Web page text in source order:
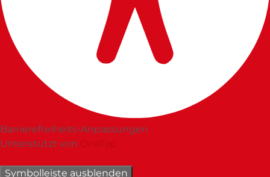
Barrierefreiheits-Anpassungen
Unterstützt von OneTap
Symbolleiste ausblenden